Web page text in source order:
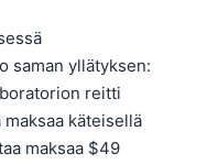
saman yllätyksen:
reitti
käteisellä
maksaa $49